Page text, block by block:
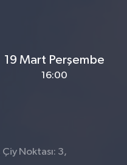
19 Mart Perşembe
16:00
Çiy Noktası: 3,